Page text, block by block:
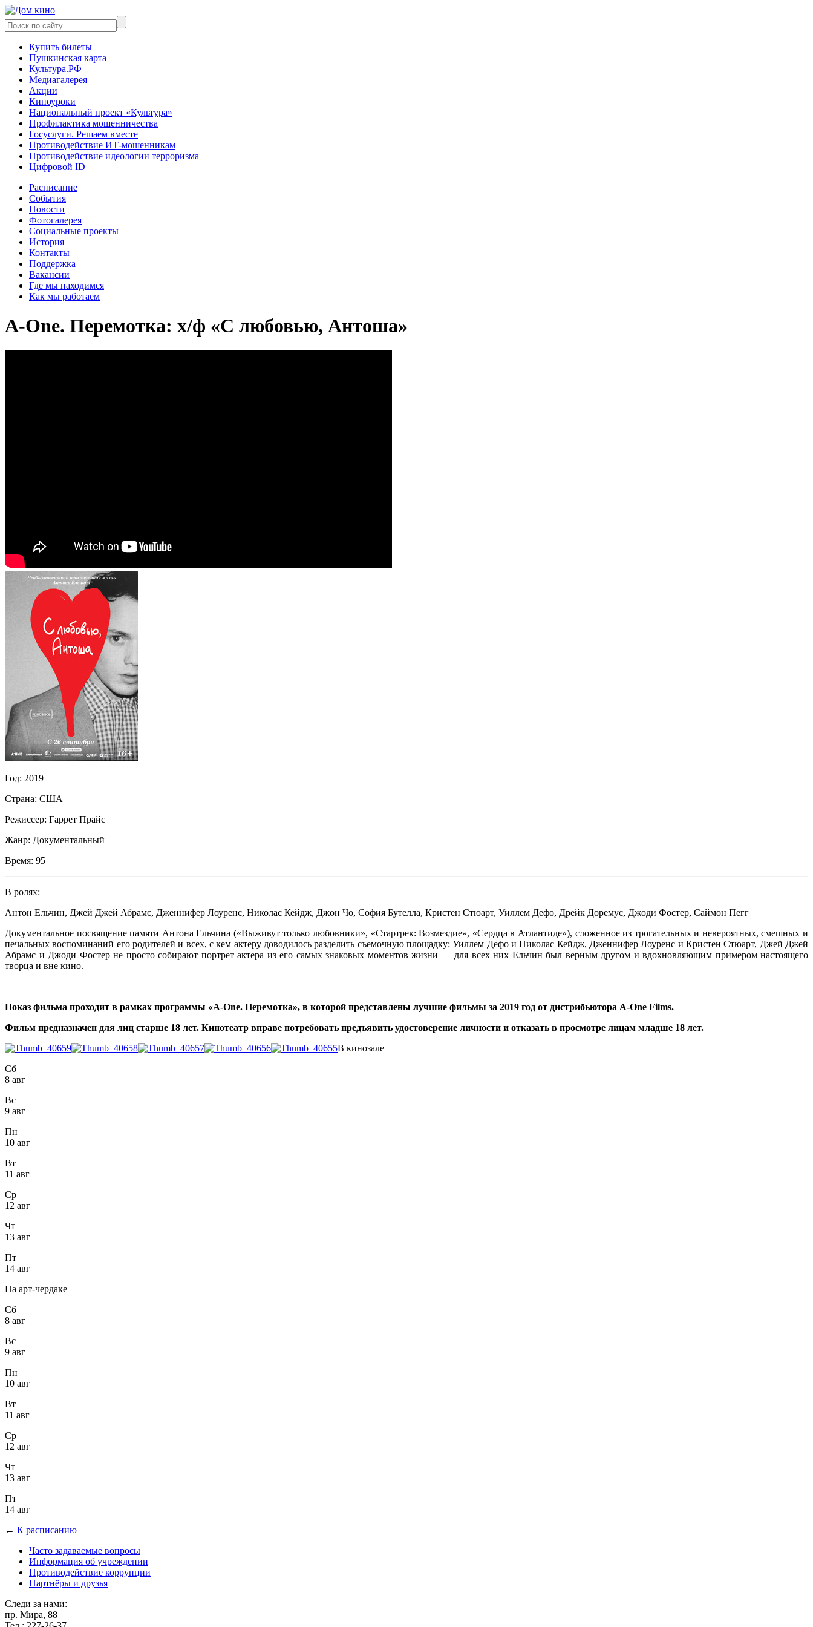
Купить билеты
Пушкинская карта
Культура.РФ
Медиагалерея
Акции
Киноуроки
Национальный проект «Культура»
Профилактика мошенничества
Госуслуги. Решаем вместе
Противодействие ИТ-мошенникам
Противодействие идеологии терроризма
Цифровой ID
Расписание
События
Новости
Фотогалерея
Социальные проекты
История
Контакты
Поддержка
Вакансии
Где мы находимся
Как мы работаем
A-One. Перемотка: х/ф «С любовью, Антоша»
Год: 2019
Страна: США
Режиссер: Гаррет Прайс
Жанр: Документальный
Время: 95
В ролях:
Антон Ельчин, Джей Джей Абрамс, Дженнифер Лоуренс, Николас Кейдж, Джон Чо, София Бутелла, Кристен Стюарт, Уиллем Дефо, Дрейк Доремус, Джоди Фостер, Саймон Пегг
Документальное посвящение памяти Антона Ельчина («Выживут только любовники», «Стартрек: Возмездие», «Сердца в Атлантиде»), сложенное из трогательных и невероятных, смешных и
печальных воспоминаний его родителей и всех, с кем актеру доводилось разделить съемочную площадку: Уиллем Дефо и Николас Кейдж, Дженнифер Лоуренс и Кристен Стюарт, Джей Джей
Абрамс и Джоди Фостер не просто собирают портрет актера из его самых знаковых моментов жизни — для всех них Ельчин был верным другом и вдохновляющим примером настоящего
творца и вне кино.
Показ фильма проходит в рамках программы «А-One. Перемотка», в которой представлены лучшие фильмы за 2019 год от дистрибьютора A-One Films.
Фильм предназначен для лиц старше 18 лет. Кинотеатр вправе потребовать предъявить удостоверение личности и отказать в просмотре лицам младше 18 лет.
В кинозале
Сб
8 авг
Вс
9 авг
Пн
10 авг
Вт
11 авг
Ср
12 авг
Чт
13 авг
Пт
14 авг
На арт-чердаке
Сб
8 авг
Вс
9 авг
Пн
10 авг
Вт
11 авг
Ср
12 авг
Чт
13 авг
Пт
14 авг
← К расписанию
Часто задаваемые вопросы
Информация об учреждении
Противодействие коррупции
Партнёры и друзья
Следи за нами:
пр. Мира, 88